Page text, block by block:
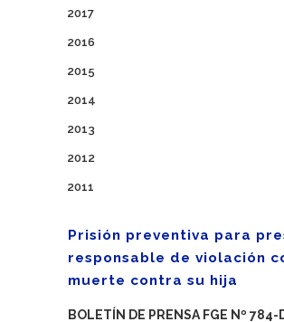
2017
2016
2015
2014
2013
2012
2011
Prisión preventiva para
responsable de violación
muerte contra su hija
BOLETÍN DE PRENSA FGE Nº